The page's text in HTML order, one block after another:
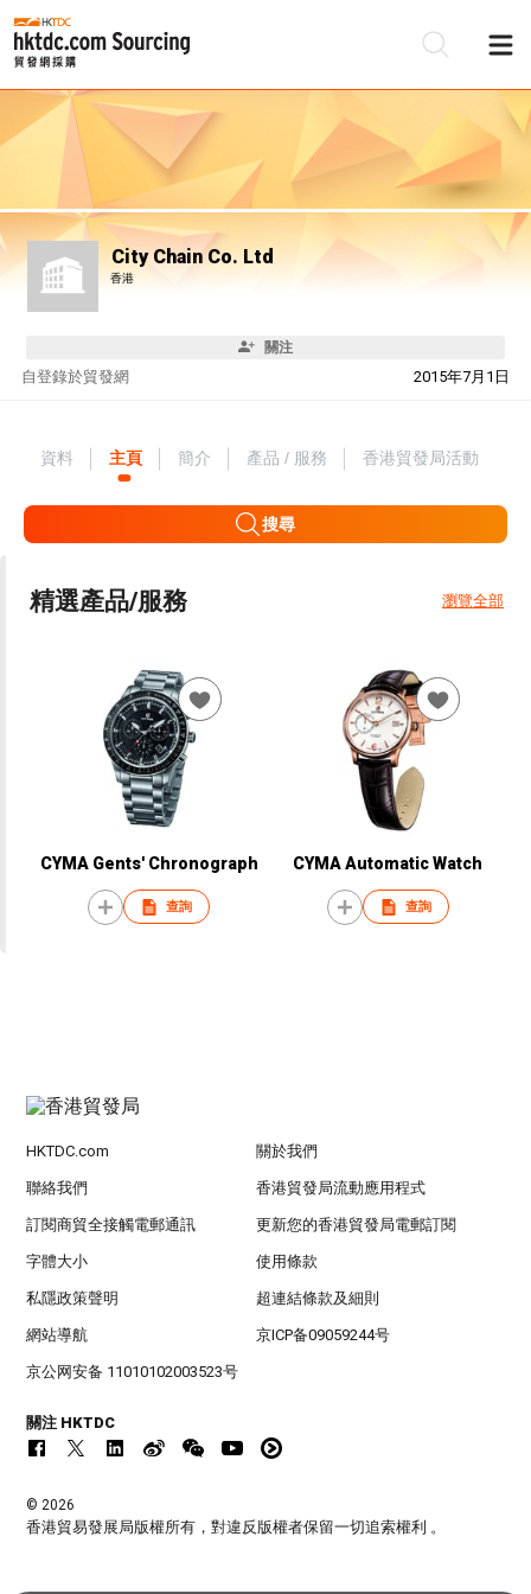
City Chain Co. Ltd
香港
關注
自 2015年7月1日
登錄於貿發網
資料 主頁 簡介 產品 / 服務 香港貿發局活動
搜尋
精選產品/服務 瀏覽全部
CYMA Gents' Chronograph
查詢
CYMA Automatic Watch
查詢
HKTDC.com 關於我們
聯絡我們 香港貿發局流動應用程式
訂閱商貿全接觸電郵通訊 更新您的香港貿發局電郵訂閱
字體大小 使用條款
私隱政策聲明 超連結條款及細則
網站導航 京ICP备09059244号
京公网安备 11010102003523号
關注 HKTDC
© 2026
香港貿易發展局版權所有，對違反版權者保留一切追索權利 。